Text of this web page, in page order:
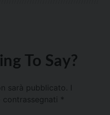
To Say?
sarà pubblicato.
*